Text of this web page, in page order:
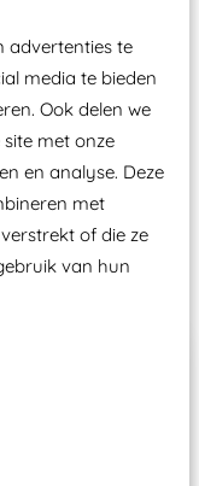
advertenties te
media te bieden
Ook delen we
met onze
en analyse. Deze
met
of die ze
van hun
Nederlands
keuren zodat
Attractie- en